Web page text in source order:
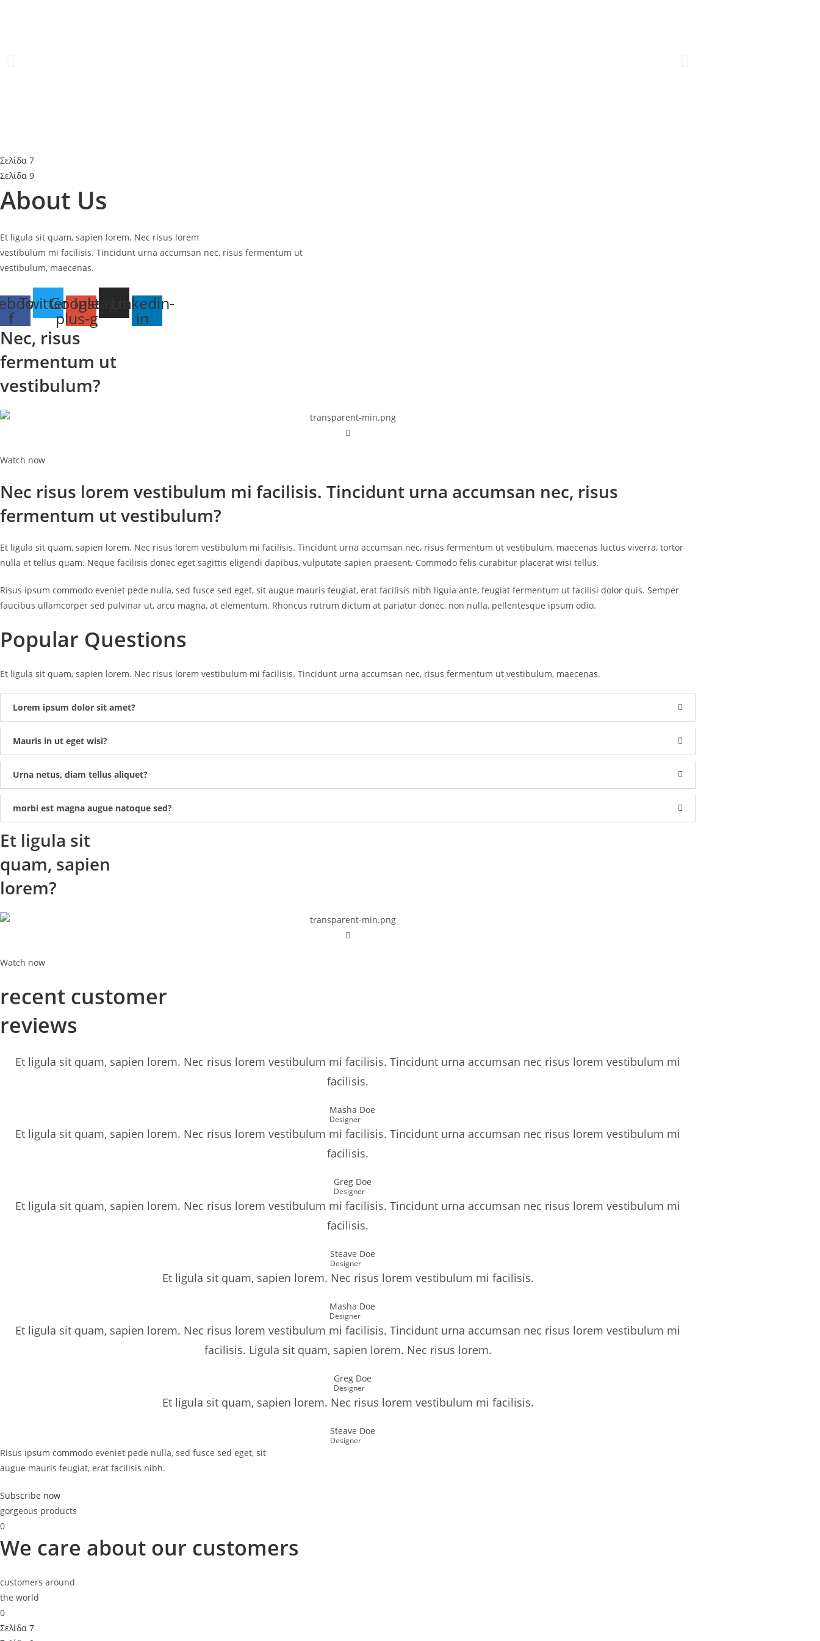
Σελίδα 7
Σελίδα 9
About Us
Et ligula sit quam, sapien lorem. Nec risus lorem
vestibulum mi facilisis. Tincidunt urna accumsan nec, risus fermentum ut
vestibulum, maecenas.
f
TwitterGoogle-
plus-g
InstagramLinkedin-
in
Nec, risus
fermentum ut
vestibulum?
Watch now
Nec risus lorem vestibulum mi facilisis. Tincidunt urna accumsan nec, risus
fermentum ut vestibulum?
Et ligula sit quam, sapien lorem. Nec risus lorem vestibulum mi facilisis. Tincidunt urna accumsan nec, risus fermentum ut vestibulum, maecenas luctus viverra, tortor
nulla et tellus quam. Neque facilisis donec eget sagittis eligendi dapibus, vulputate sapien praesent. Commodo felis curabitur placerat wisi tellus.
Risus ipsum commodo eveniet pede nulla, sed fusce sed eget, sit augue mauris feugiat, erat facilisis nibh ligula ante, feugiat fermentum ut facilisi dolor quis. Semper
faucibus ullamcorper sed pulvinar ut, arcu magna, at elementum. Rhoncus rutrum dictum at pariatur donec, non nulla, pellentesque ipsum odio.
Popular Questions
Et ligula sit quam, sapien lorem. Nec risus lorem vestibulum mi facilisis. Tincidunt urna accumsan nec, risus fermentum ut vestibulum, maecenas.
Lorem ipsum dolor sit amet?
Mauris in ut eget wisi?
Urna netus, diam tellus aliquet?
morbi est magna augue natoque sed?
Et ligula sit
quam, sapien
lorem?
Watch now
recent customer
reviews
Et ligula sit quam, sapien lorem. Nec risus lorem vestibulum mi facilisis. Tincidunt urna accumsan nec risus lorem vestibulum mi
facilisis.
Masha Doe
Designer
Et ligula sit quam, sapien lorem. Nec risus lorem vestibulum mi facilisis. Tincidunt urna accumsan nec risus lorem vestibulum mi
facilisis.
Greg Doe
Designer
Et ligula sit quam, sapien lorem. Nec risus lorem vestibulum mi facilisis. Tincidunt urna accumsan nec risus lorem vestibulum mi
facilisis.
Steave Doe
Designer
Et ligula sit quam, sapien lorem. Nec risus lorem vestibulum mi facilisis.
Masha Doe
Designer
Et ligula sit quam, sapien lorem. Nec risus lorem vestibulum mi facilisis. Tincidunt urna accumsan nec risus lorem vestibulum mi
facilisis. Ligula sit quam, sapien lorem. Nec risus lorem.
Greg Doe
Designer
Et ligula sit quam, sapien lorem. Nec risus lorem vestibulum mi facilisis.
Steave Doe
Designer
Risus ipsum commodo eveniet pede nulla, sed fusce sed eget, sit
augue mauris feugiat, erat facilisis nibh.
Subscribe now
gorgeous products
0
We care about our customers
customers around
the world
0
Σελίδα 7